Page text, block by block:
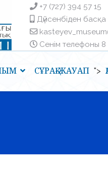
+7 (727) 394 57 15
Дүйсенбіден басқа
Сенім телефоныㅤ
СҰРАҚ-ЖАУАП ">